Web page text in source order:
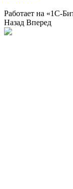
Работает на «1С-
Назад Вперед